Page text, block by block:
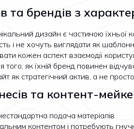
та брендів з
дизайн є частиною їхньої
і не хочуть виглядати як
кожен аспект взаємодії
того, як їхній бренд повинен
як стратегічний актив, а не
та контент-
подача матеріалів
контентом і потребують